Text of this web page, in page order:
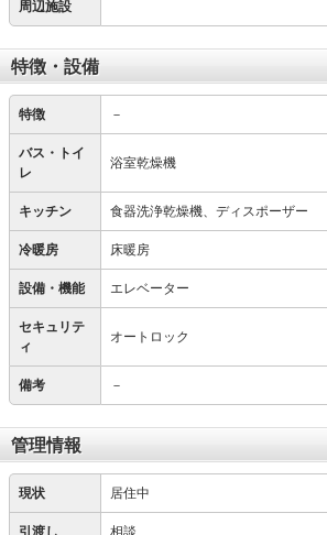
周辺施設
特徴・設備
特徴 －
バス・トイ
レ
浴室乾燥機
キッチン 食器洗浄乾燥機、ディスポーザー
冷暖房 床暖房
設備・機能 エレベーター
セキュリテ
ィ
オートロック
備考 －
管理情報
現状 居住中
引渡し 相談